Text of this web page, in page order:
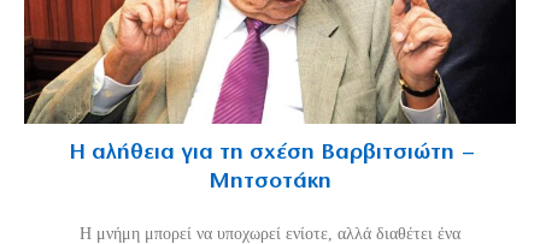
Η αλήθεια για τη σχέση Βαρβιτσιώτη –
Μητσοτάκη
H μνήμη μπορεί να υποχωρεί ενίοτε, αλλά διαθέτει ένα